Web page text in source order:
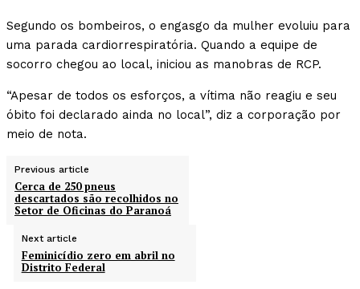
Segundo os bombeiros, o engasgo da mulher evoluiu para
uma parada cardiorrespiratória. Quando a equipe de
socorro chegou ao local, iniciou as manobras de RCP.
“Apesar de todos os esforços, a vítima não reagiu e seu
óbito foi declarado ainda no local”, diz a corporação por
meio de nota.
Previous article
Cerca de 250 pneus
descartados são recolhidos no
Setor de Oficinas do Paranoá
Next article
Feminicídio zero em abril no
Distrito Federal